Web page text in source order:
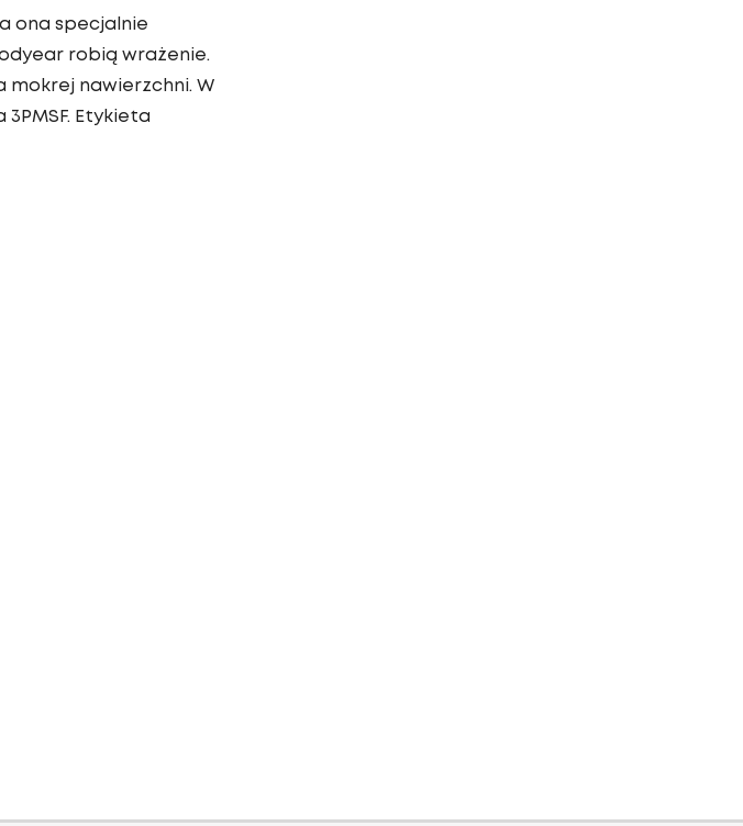
ona specjalnie
robią wrażenie.
nawierzchni. W
Etykieta